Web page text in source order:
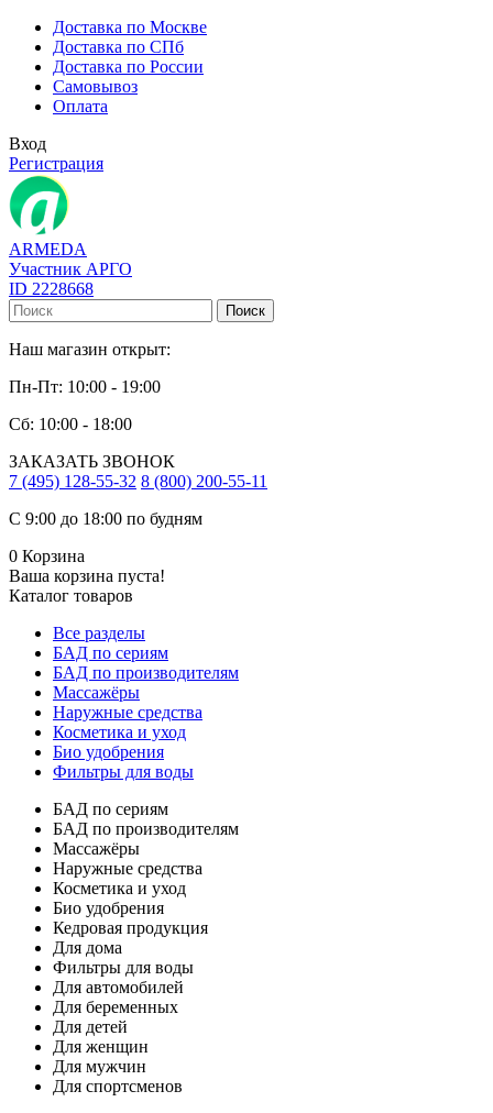
Доставка по Москве
Доставка по СПб
Доставка по России
Самовывоз
Оплата
Вход
Регистрация
ARMEDA
Участник АРГО
ID 2228668
Поиск
Наш магазин открыт:
Пн-Пт: 10:00 - 19:00
Сб: 10:00 - 18:00
ЗАКАЗАТЬ ЗВОНОК
7 (495) 128-55-32 8 (800) 200-55-11
С 9:00 до 18:00 по будням
0 Корзина
Ваша корзина пуста!
Каталог товаров
Все разделы
БАД по сериям
БАД по производителям
Массажёры
Наружные средства
Косметика и уход
Био удобрения
Фильтры для воды
БАД по сериям
БАД по производителям
Массажёры
Наружные средства
Косметика и уход
Био удобрения
Кедровая продукция
Для дома
Фильтры для воды
Для автомобилей
Для беременных
Для детей
Для женщин
Для мужчин
Для спортсменов